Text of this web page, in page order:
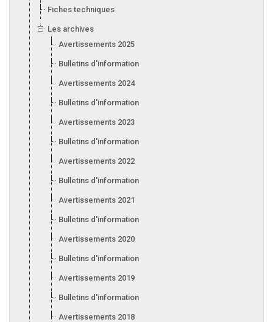
Fiches techniques
Les archives
Avertissements 2025
Bulletins d'information 2025
Avertissements 2024
Bulletins d'information 2024
Avertissements 2023
Bulletins d'information 2023
Avertissements 2022
Bulletins d'information 2022
Avertissements 2021
Bulletins d'information 2021
Avertissements 2020
Bulletins d'information 2020
Avertissements 2019
Bulletins d'information 2019
Avertissements 2018